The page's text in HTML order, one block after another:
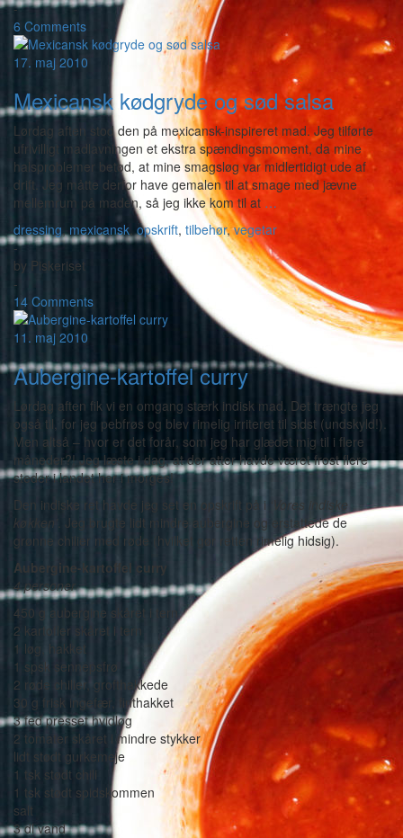
-
6 Comments
17. maj 2010
Mexicansk kødgryde og sød salsa
Lørdag aften stod den på mexicansk-inspireret mad. Jeg tilførte
ufrivilligt madlavningen et ekstra spændingsmoment, da mine
halsproblemer betød, at mine smagsløg var midlertidigt ude af
drift. Jeg måtte derfor have gemalen til at smage med jævne
mellemrum på maden, så jeg ikke kom til at …
dressing,mexicansk,opskrift, tilbehør,vegetar
-
by Piskeriset
-
14 Comments
11. maj 2010
Aubergine-kartoffel curry
Lørdag aften fik vi en omgang stærk indisk mad. Det trængte jeg
også til, for jeg pebfrøs og blev rimelig irriteret til sidst (undskyld!).
Men altså – hvor er det forår, som jeg har glædet mig til i flere
måneder?! Jeg læste i dag, at der atter havde været frost flere
steder i landet her i morges!
Den indiske ret havde jeg set en opskrift på i
‘Vores indiske
køkken’
. Jeg brugte lidt mindre aubergine og erstattede de
grønne chilier med røde (hvilket gør retten rimelig hidsig).
Aubergine-kartoffel curry
4 personer
450 g aubergine skåret i tern
2 kartofler skåret i tern
1 løg, hakket
1 spsk sennepsfrø
2 røde chilier, grofthakkede
30 g frisk ingefær, finthakket
3 fed presset hvidløg
2 tomater skåret i mindre stykker
lidt stødt gurkemeje
1 tsk stødt chili
1 tsk stødt spidskommen
salt
3 dl vand